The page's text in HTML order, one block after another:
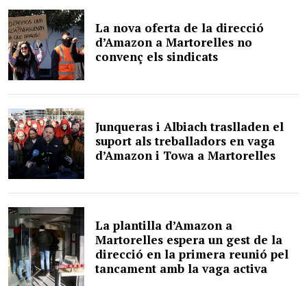
La nova oferta de la direcció
d’Amazon a Martorelles no
convenç els sindicats
Junqueras i Albiach traslladen el
suport als treballadors en vaga
d’Amazon i Towa a Martorelles
La plantilla d’Amazon a
Martorelles espera un gest de la
direcció en la primera reunió pel
tancament amb la vaga activa